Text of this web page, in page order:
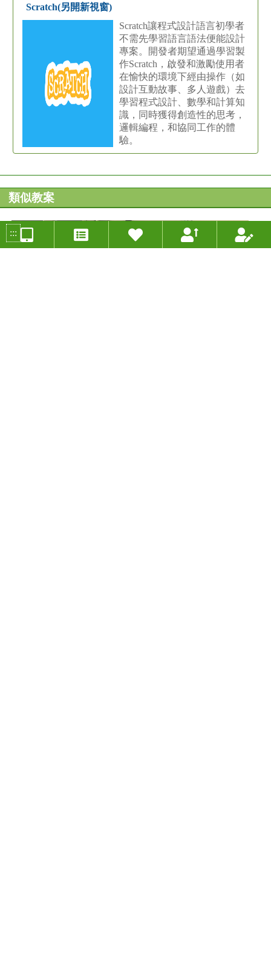
Scratch(另開新視窗)
Scratch讓程式設計語言初學者
不需先學習語言語法便能設計
專案。開發者期望通過學習製
作Scratch，啟發和激勵使用者
在愉快的環境下經由操作（如
設計互動故事、多人遊戲）去
學習程式設計、數學和計算知
識，同時獲得創造性的思考，
邏輯編程，和協同工作的體
驗。
類似教案
:::